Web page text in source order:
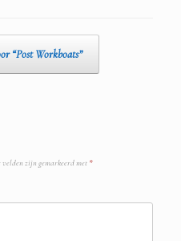
“Post Workboats”
velden zijn gemarkeerd met *